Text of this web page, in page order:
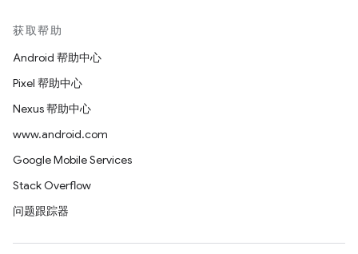
获取帮助
Android 帮助中心
Pixel 帮助中心
Nexus 帮助中心
www.android.com
Google Mobile Services
Stack Overflow
问题跟踪器